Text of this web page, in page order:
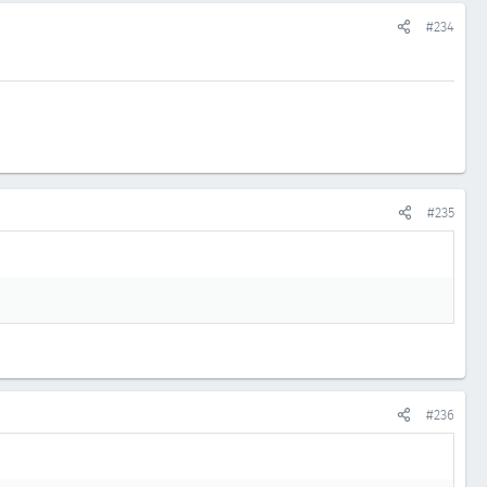
#234
#235
#236